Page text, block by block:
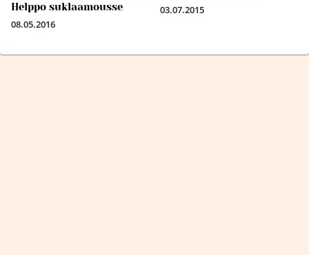
Helppo suklaamousse
08.05.2016
03.07.2015